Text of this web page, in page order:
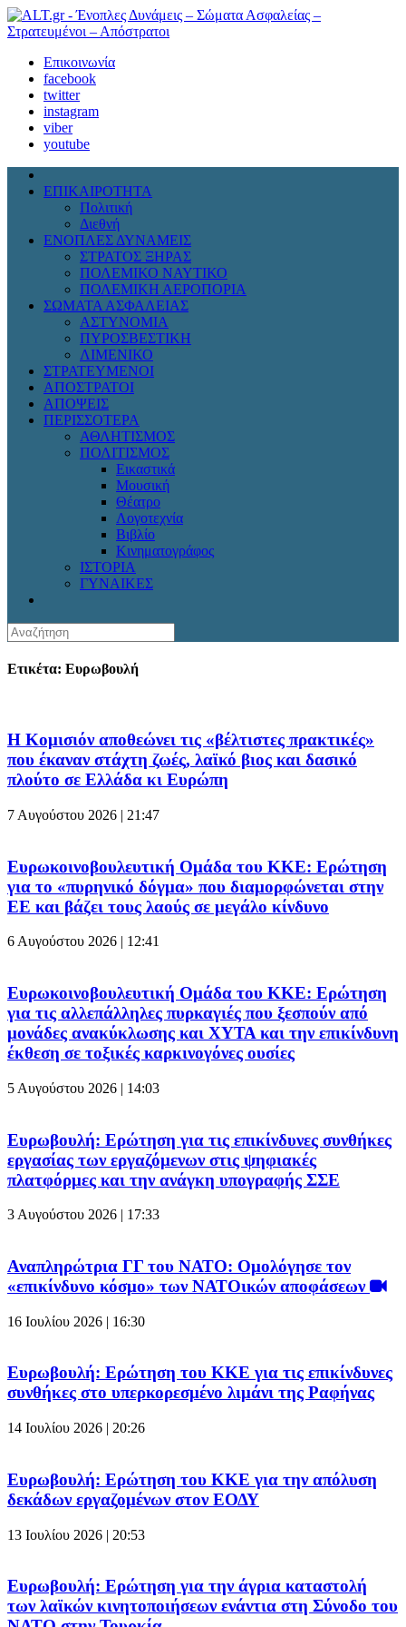
Επικοινωνία
facebook
twitter
instagram
viber
youtube
ΕΠΙΚΑΙΡΟΤΗΤΑ
Πολιτική
Διεθνή
ΕΝΟΠΛΕΣ ΔΥΝΑΜΕΙΣ
ΣΤΡΑΤΟΣ ΞΗΡΑΣ
ΠΟΛΕΜΙΚΟ ΝΑΥΤΙΚΟ
ΠΟΛΕΜΙΚΗ ΑΕΡΟΠΟΡΙΑ
ΣΩΜΑΤΑ ΑΣΦΑΛΕΙΑΣ
ΑΣΤΥΝΟΜΙΑ
ΠΥΡΟΣΒΕΣΤΙΚΗ
ΛΙΜΕΝΙΚΟ
ΣΤΡΑΤΕΥΜΕΝΟΙ
ΑΠΟΣΤΡΑΤΟΙ
ΑΠΟΨΕΙΣ
ΠΕΡΙΣΣΟΤΕΡΑ
ΑΘΛΗΤΙΣΜΟΣ
ΠΟΛΙΤΙΣΜΟΣ
Εικαστικά
Μουσική
Θέατρο
Λογοτεχνία
Βιβλίο
Κινηματογράφος
ΙΣΤΟΡΙΑ
ΓΥΝΑΙΚΕΣ
Ετικέτα: Ευρωβουλή
Η Κομισιόν αποθεώνει τις «βέλτιστες πρακτικές»
που έκαναν στάχτη ζωές, λαϊκό βιος και δασικό
πλούτο σε Ελλάδα κι Ευρώπη
7 Αυγούστου 2026 | 21:47
Ευρωκοινοβουλευτική Ομάδα του ΚΚΕ: Ερώτηση
για το «πυρηνικό δόγμα» που διαμορφώνεται στην
ΕΕ και βάζει τους λαούς σε μεγάλο κίνδυνο
6 Αυγούστου 2026 | 12:41
Ευρωκοινοβουλευτική Ομάδα του ΚΚΕ: Ερώτηση
για τις αλλεπάλληλες πυρκαγιές που ξεσπούν από
μονάδες ανακύκλωσης και ΧΥΤΑ και την επικίνδυνη
έκθεση σε τοξικές καρκινογόνες ουσίες
5 Αυγούστου 2026 | 14:03
Ευρωβουλή: Ερώτηση για τις επικίνδυνες συνθήκες
εργασίας των εργαζόμενων στις ψηφιακές
πλατφόρμες και την ανάγκη υπογραφής ΣΣΕ
3 Αυγούστου 2026 | 17:33
Αναπληρώτρια ΓΓ του ΝΑΤΟ: Ομολόγησε τον
«επικίνδυνο κόσμο» των ΝΑΤΟικών αποφάσεων
16 Ιουλίου 2026 | 16:30
Ευρωβουλή: Ερώτηση του ΚΚΕ για τις επικίνδυνες
συνθήκες στο υπερκορεσμένο λιμάνι της Ραφήνας
14 Ιουλίου 2026 | 20:26
Ευρωβουλή: Ερώτηση του ΚΚΕ για την απόλυση
δεκάδων εργαζομένων στον ΕΟΔΥ
13 Ιουλίου 2026 | 20:53
Ευρωβουλή: Ερώτηση για την άγρια καταστολή
των λαϊκών κινητοποιήσεων ενάντια στη Σύνοδο του